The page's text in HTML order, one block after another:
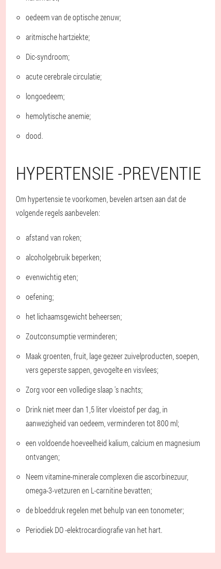
oedeem van de optische zenuw;
aritmische hartziekte;
Dic-syndroom;
acute cerebrale circulatie;
longoedeem;
hemolytische anemie;
dood.
HYPERTENSIE -PREVENTIE
Om hypertensie te voorkomen, bevelen artsen aan dat de
volgende regels aanbevelen:
afstand van roken;
alcoholgebruik beperken;
evenwichtig eten;
oefening;
het lichaamsgewicht beheersen;
Zoutconsumptie verminderen;
Maak groenten, fruit, lage gezeer zuivelproducten, soepen,
vers geperste sappen, gevogelte en visvlees;
Zorg voor een volledige slaap 's nachts;
Drink niet meer dan 1,5 liter vloeistof per dag, in
aanwezigheid van oedeem, verminderen tot 800 ml;
een voldoende hoeveelheid kalium, calcium en magnesium
ontvangen;
Neem vitamine-minerale complexen die ascorbinezuur,
omega-3-vetzuren en L-carnitine bevatten;
de bloeddruk regelen met behulp van een tonometer;
Periodiek DO -elektrocardiografie van het hart.